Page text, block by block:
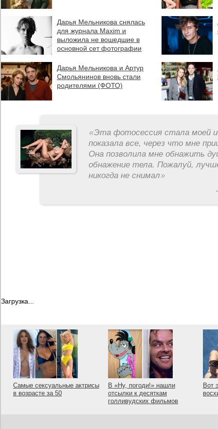
Дарья Мельникова снялась
для журнала Maxim и
выложила не вошедшие в
основной сет фотографии
Дарья Мельникова и Артур
Смольянинов вновь стали
родителями (ФОТО)
«Эта фотосессия стала моей
показала все, через что мне
Она позволила мне обнажить
обнажение тела. Пожалуй,
никогда не снимал»
Загрузка...
Самые сексуальные актрисы
в возрасте за 50
В «Ну, погоди!» нашли
отсылки к десяткам
голливудских фильмов
Вот